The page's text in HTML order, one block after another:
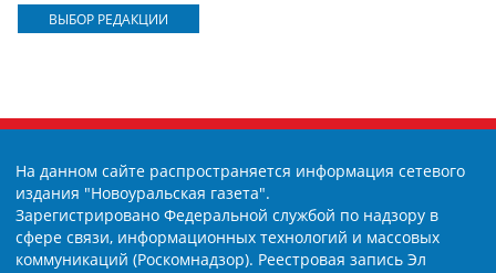
ВЫБОР РЕДАКЦИИ
На данном сайте распространяется информация сетевого
издания "Новоуральская газета".
Зарегистрировано Федеральной службой по надзору в
сфере связи, информационных технологий и массовых
коммуникаций (Роскомнадзор). Реестровая запись Эл